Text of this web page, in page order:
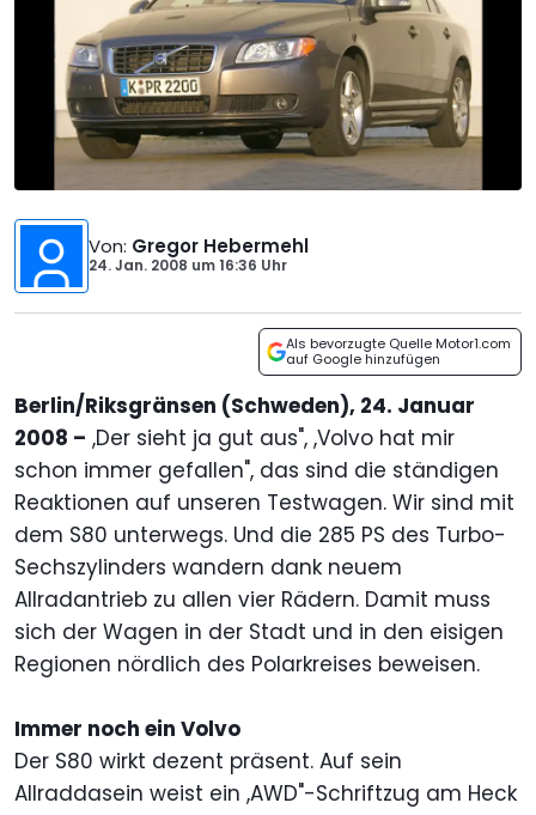
Von: Gregor Hebermehl
24. Jan. 2008 um16:36 Uhr
Als bevorzugte Quelle Motor1.com
auf Google hinzufügen
Berlin/Riksgränsen (Schweden), 24. Januar
2008 – ,Der sieht ja gut aus", ,Volvo hat mir
schon immer gefallen", das sind die ständigen
Reaktionen auf unseren Testwagen. Wir sind mit
dem S80 unterwegs. Und die 285 PS des Turbo-
Sechszylinders wandern dank neuem
Allradantrieb zu allen vier Rädern. Damit muss
sich der Wagen in der Stadt und in den eisigen
Regionen nördlich des Polarkreises beweisen.
Immer noch ein Volvo
Der S80 wirkt dezent präsent. Auf sein
Allraddasein weist ein ,AWD"-Schriftzug am Heck